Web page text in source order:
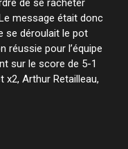
message était donc
se déroulait le pot
réussie pour l’équipe
sur le score de 5-1
x2, Arthur Retailleau,